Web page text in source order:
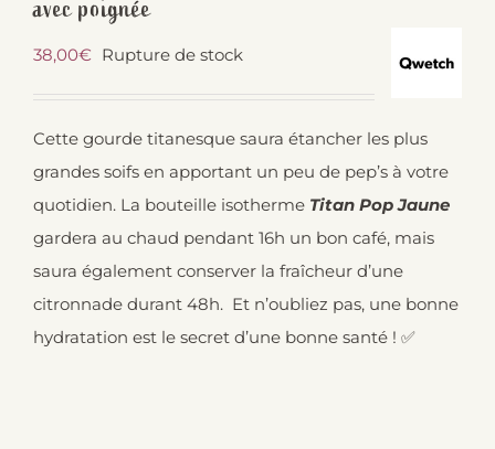
avec poignée
38,00€ Rupture de stock
Cette gourde titanesque saura étancher les plus
grandes soifs en apportant un peu de pep’s à votre
quotidien. La bouteille isotherme Titan Pop Jaune
gardera au chaud pendant 16h un bon café, mais
saura également conserver la fraîcheur d’une
citronnade durant 48h. Et n’oubliez pas, une bonne
hydratation est le secret d’une bonne santé ! ✅